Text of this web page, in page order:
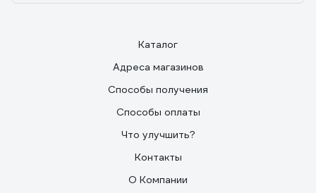
Каталог
Адреса магазинов
Способы получения
Способы оплаты
Что улучшить?
Контакты
О Компании